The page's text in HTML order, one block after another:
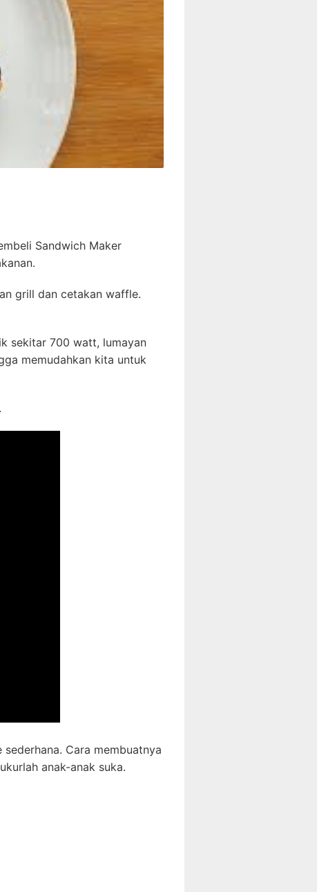
Sandwich Maker
grill dan cetakan waffle.
sekitar 700 watt, lumayan
memudahkan kita untuk
Cara membuatnya
anak-anak suka.